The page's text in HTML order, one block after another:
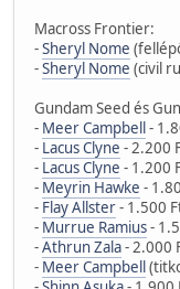
Macross Frontier:
-Sheryl Nome
-Sheryl Nome (civil
Gundam Seed és
- Meer Campbell-
- Lacus Clyne - 2.200
- Lacus Clyne - 1.200
- Meyrin Hawke -
- Flay Allster- 1.500
- Murrue Ramius-
-Athrun Zala- 2.000
- Meer Campbell